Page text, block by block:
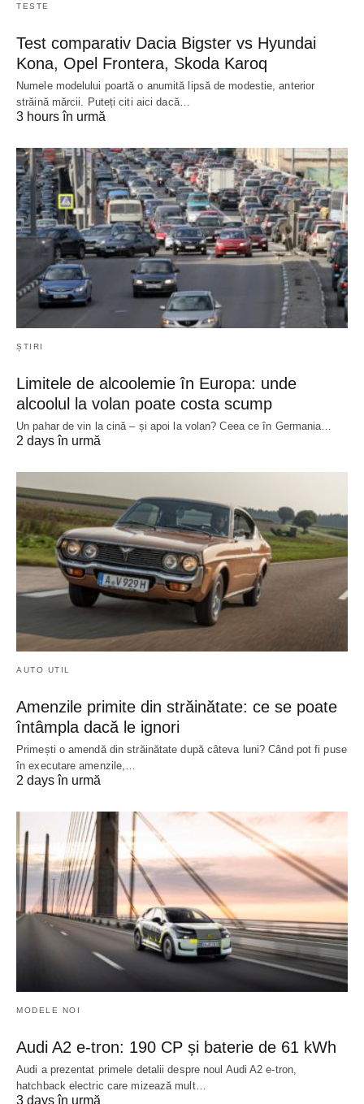
TESTE
Test comparativ Dacia Bigster vs Hyundai
Kona, Opel Frontera, Skoda Karoq
Numele modelului poartă o anumită lipsă de modestie, anterior
străină mărcii. Puteți citi aici dacă…
3 hours în urmă
ȘTIRI
Limitele de alcoolemie în Europa: unde
alcoolul la volan poate costa scump
Un pahar de vin la cină – și apoi la volan? Ceea ce în Germania…
2 days în urmă
AUTO UTIL
Amenzile primite din străinătate: ce se poate
întâmpla dacă le ignori
Primești o amendă din străinătate după câteva luni? Când pot fi puse
în executare amenzile,…
2 days în urmă
MODELE NOI
Audi A2 e-tron: 190 CP și baterie de 61 kWh
Audi a prezentat primele detalii despre noul Audi A2 e-tron,
hatchback electric care mizează mult…
3 days în urmă